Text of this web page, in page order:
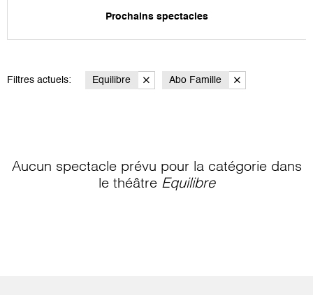
Prochains spectacles
Filtres actuels: Equilibre Abo Famille
Aucun spectacle prévu pour la catégorie dans
le théâtre Equilibre